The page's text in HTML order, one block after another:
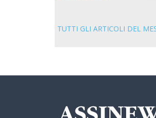
TUTTI GLI ARTICOLI DEL